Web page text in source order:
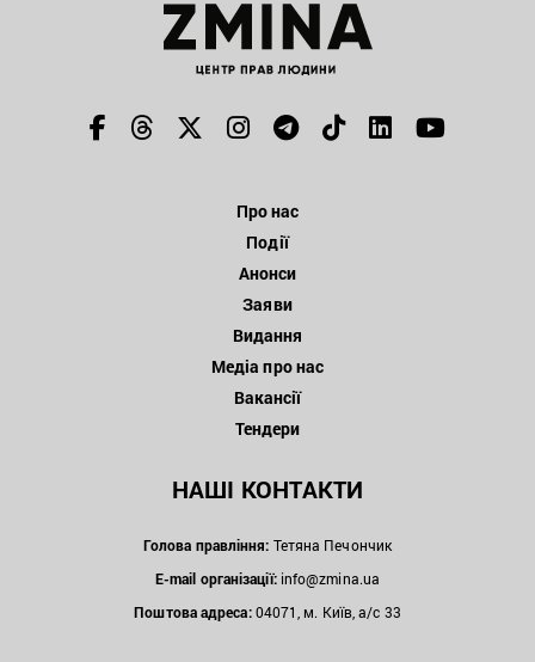
Про нас
Події
Анонси
Заяви
Видання
Медіа про нас
Вакансії
Тендери
НАШІ КОНТАКТИ
Голова правління: Тетяна Печончик
E-mail організації: info@zmina.ua
Поштова адреса:04071, м. Київ, а/с 33